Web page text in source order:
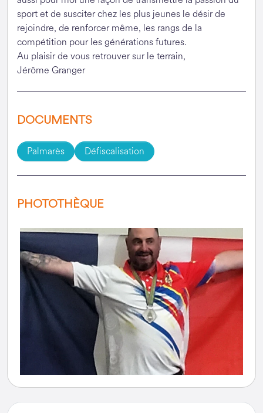
sport et de susciter chez les plus jeunes le désir de
rejoindre, de renforcer même, les rangs de la
compétition pour les générations futures.
Au plaisir de vous retrouver sur le terrain,
Jérôme Granger
DOCUMENTS
Palmarès Défiscalisation
PHOTOTHÈQUE